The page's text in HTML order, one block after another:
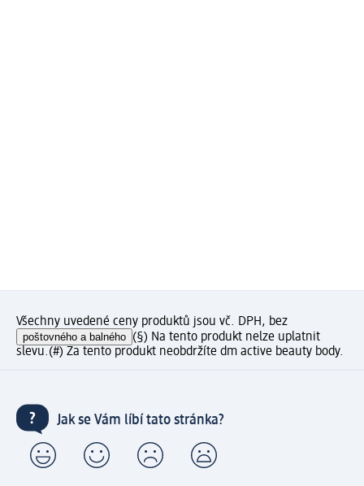
Všechny uvedené ceny produktů jsou vč. DPH, bez
poštovného a balného (§) Na tento produkt nelze uplatnit
slevu.(#) Za tento produkt neobdržíte dm active beauty body.
Jak se Vám líbí tato stránka?